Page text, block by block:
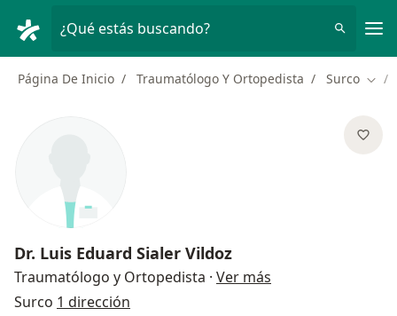
¿Qué estás buscando?
Página De Inicio Traumatólogo Y Ortopedista Surco
Dr. Luis Eduard Sialer Vildoz
Traumatólogo y Ortopedista · Ver más
Surco 1 dirección